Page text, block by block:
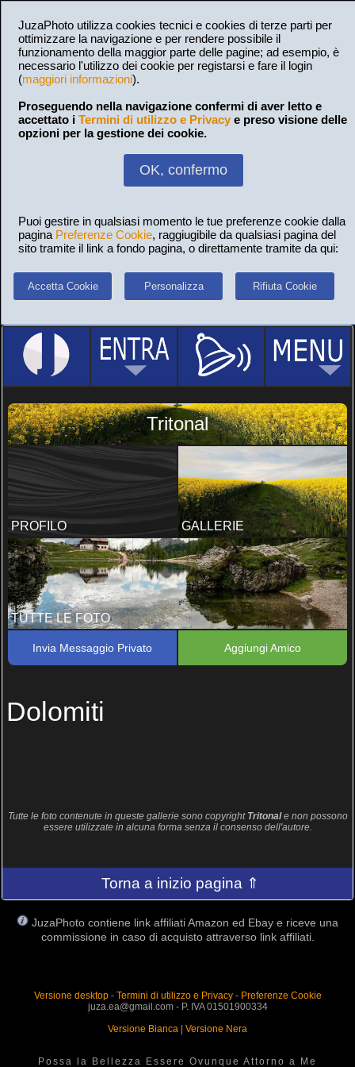
JuzaPhoto utilizza cookies tecnici e cookies di terze parti per
ottimizzare la navigazione e per rendere possibile il
funzionamento della maggior parte delle pagine; ad esempio, è
necessario l'utilizzo dei cookie per registarsi e fare il login
(maggiori informazioni).
Proseguendo nella navigazione confermi di aver letto e
accettato i Termini di utilizzo e Privacy e preso visione delle
opzioni per la gestione dei cookie.
OK, confermo
Puoi gestire in qualsiasi momento le tue preferenze cookie dalla
pagina Preferenze Cookie, raggiugibile da qualsiasi pagina del
sito tramite il link a fondo pagina, o direttamente tramite da qui:
Accetta Cookie Personalizza Rifiuta Cookie
Tritonal
PROFILO GALLERIE
TUTTE LE FOTO
Invia Messaggio Privato Aggiungi Amico
Dolomiti
Tutte le foto contenute in queste gallerie sono copyright Tritonale non possono
essere utilizzate in alcuna forma senza il consenso dell'autore.
Torna a inizio pagina ⇑
JuzaPhoto contiene link affiliati Amazon ed Ebay e riceve una
commissione in caso di acquisto attraverso link affiliati.
Versione desktop- Termini di utilizzo e Privacy- Preferenze Cookie
juza.ea@gmail.com - P. IVA 01501900334
Versione Bianca | Versione Nera
Possa la Bellezza Essere Ovunque Attorno a Me